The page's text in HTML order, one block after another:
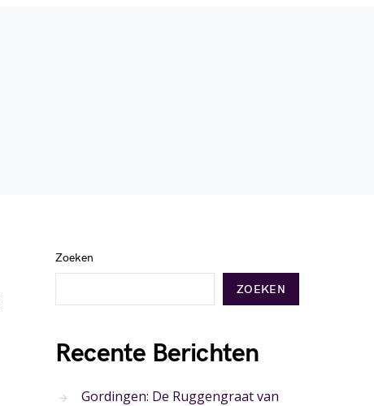
Zoeken
ZOEKEN
Recente Berichten
Gordingen: De Ruggengraat van